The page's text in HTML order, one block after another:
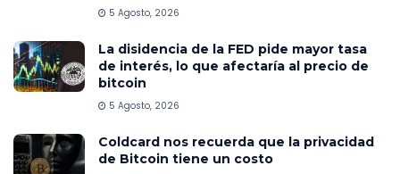
5 Agosto, 2026
La disidencia de la FED pide mayor tasa
de interés, lo que afectaría al precio de
bitcoin
5 Agosto, 2026
Coldcard nos recuerda que la privacidad
de Bitcoin tiene un costo